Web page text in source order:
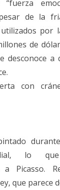
de la
por
de
desconoce a
con
lo que
a Picasso.
que parece